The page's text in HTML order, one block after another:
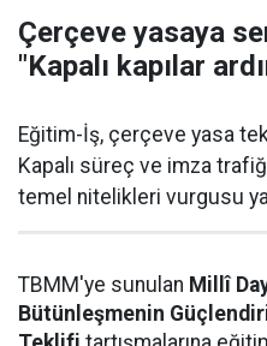
Çerçeve yasaya
"Kapalı kapılar
Eğitim-İş, çerçeve yasa
Kapalı süreç ve imza
temel nitelikleri vurgusu
TBMM'ye sunulan Millî
Bütünleşmenin